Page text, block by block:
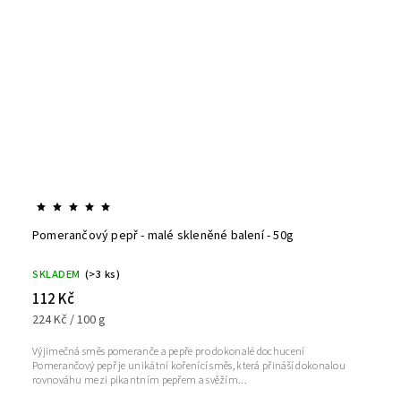
Pomerančový pepř - malé skleněné balení - 50g
SKLADEM (>3 ks)
112 Kč
224 Kč / 100 g
Výjimečná směs pomeranče a pepře pro dokonalé dochucení
Pomerančový pepř je unikátní kořenící směs, která přináší dokonalou
rovnováhu mezi pikantním pepřem a svěžím...